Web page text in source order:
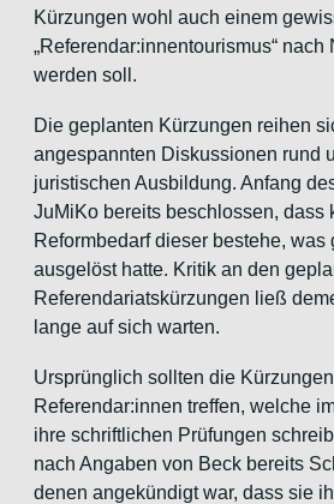
Kürzungen wohl auch einem
„Referendar:innentourismus“ nach
werden soll.
Die geplanten Kürzungen reihen
angespannten Diskussionen rund
juristischen Ausbildung. Anfang
JuMiKo bereits beschlossen, dass
Reformbedarf dieser bestehe, was
ausgelöst hatte. Kritik an den
Referendariatskürzungen ließ
lange auf sich warten.
Ursprünglich sollten die
Referendar:innen treffen, welche
ihre schriftlichen Prüfungen
nach Angaben von Beck bereits
denen angekündigt war, dass sie